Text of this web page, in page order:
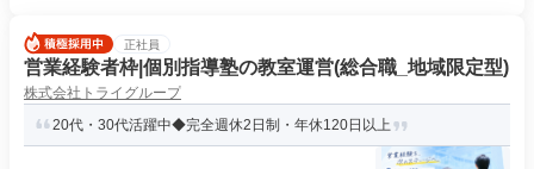
正社員
営業経験者枠|個別指導塾の教室運営(総合職_地域限定型)
株式会社トライグループ
20代・30代活躍中◆完全週休2日制・年休120日以上